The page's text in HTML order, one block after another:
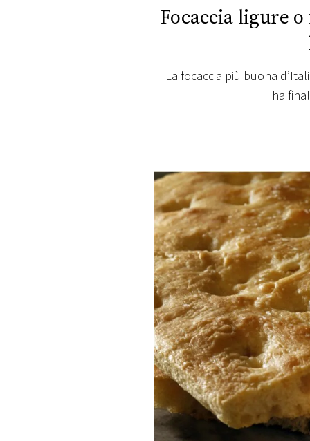
RADIO
RADIO
FOTO
CONCORSI
EVENTI
VIDEO
TV
PRINCIPATO
DI
MONACO
Focaccia ligure o
La focaccia più buona
ha